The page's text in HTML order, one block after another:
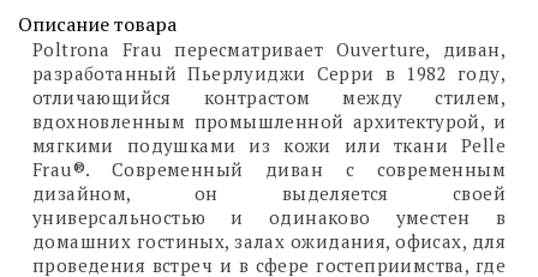
Описание товара
Poltrona Frau пересматривает Ouverture, диван,
разработанный Пьерлуиджи Серри в 1982 году,
отличающийся контрастом между стилем,
вдохновленным промышленной архитектурой, и
мягкими подушками из кожи или ткани Pelle
Frau®. Современный диван с современным
дизайном, он выделяется своей
универсальностью и одинаково уместен в
домашних гостиных, залах ожидания, офисах, для
проведения встреч и в сфере гостеприимства, где